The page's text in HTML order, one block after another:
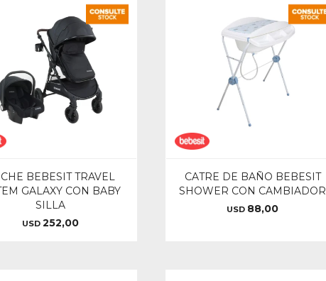
BEBESIT TRAVEL
GALAXY CON BABY
SILLA
USD 252,00
CATRE DE BAÑO BEBESIT
SHOWER CON CAMBIADOR
USD 88,00